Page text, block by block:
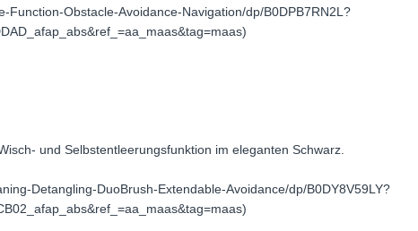
Obstacle-Avoidance-Navigation/dp/B0DPB7RN2L?
und Selbstentleerungsfunktion im eleganten Schwarz.
Detangling-DuoBrush-Extendable-Avoidance/dp/B0DY8V59LY?